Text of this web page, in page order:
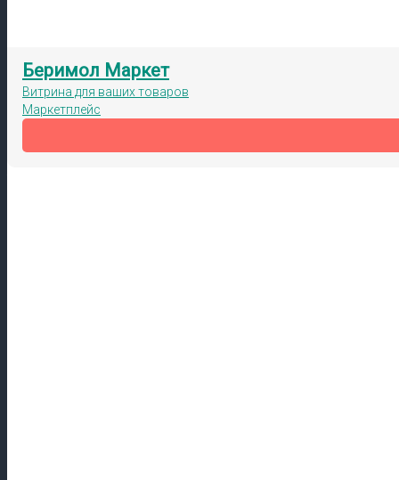
Беримол Маркет
Витрина для ваших товаров
Маркетплейс